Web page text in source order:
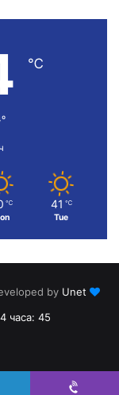
℃
℃ 41 ℃
Tue
by Unet
часа: 45